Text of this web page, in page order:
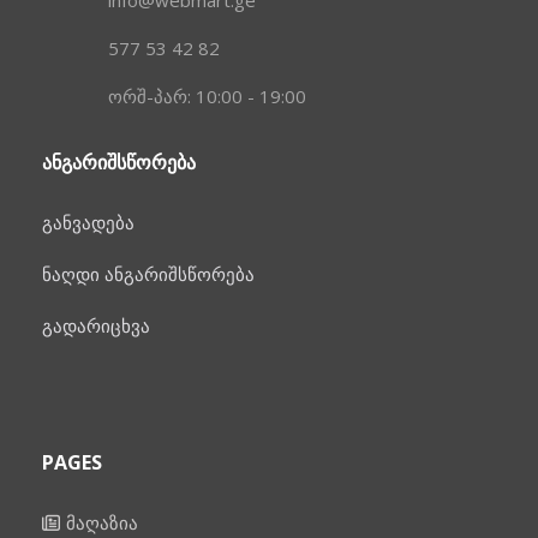
577 53 42 82
ორშ-პარ: 10:00 - 19:00
ᲐᲜᲒᲐᲠᲘᲨᲡᲬᲝᲠᲔᲑᲐ
განვადება
ნაღდი ანგარიშსწორება
გადარიცხვა
PAGES
მაღაზია